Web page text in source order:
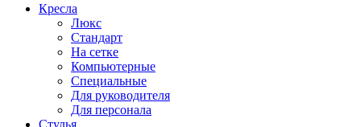
Кресла
Люкс
Стандарт
На сетке
Компьютерные
Специальные
Для руководителя
Для персонала
Стулья